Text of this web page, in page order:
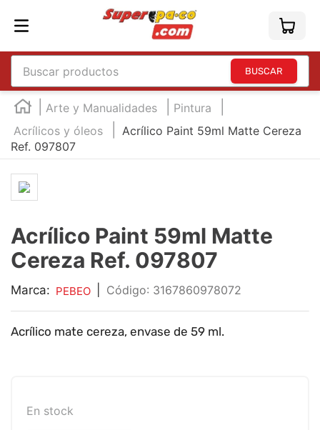
Buscar productos
Arte y Manualidades
Pintura
Acrílicos y óleos
Acrílico Paint 59ml Matte Cereza
Ref. 097807
Acrílico Paint 59ml Matte
Cereza Ref. 097807
Marca: PEBEO : 3167860978072
Acrílico mate cereza, envase de 59 ml.
En stock
TÉRMINOS MÁS BUSCADOS
england
2
marcador e300
3.
4.
mouse
.
marcadores
8.
teclado
.